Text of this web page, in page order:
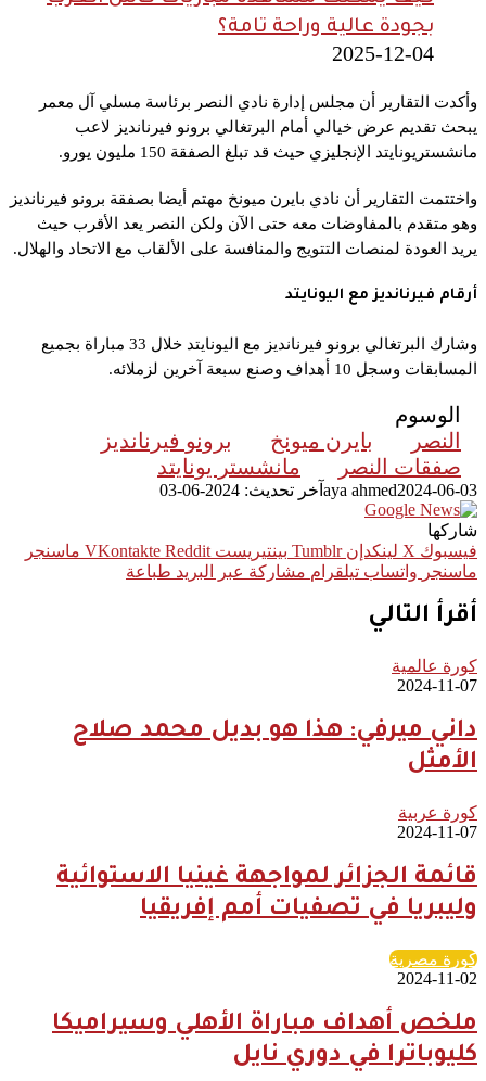
بجودة عالية وراحة تامة؟
2025-12-04
وأكدت التقارير أن مجلس إدارة نادي النصر برئاسة مسلي آل معمر
يبحث تقديم عرض خيالي أمام البرتغالي برونو فيرنانديز لاعب
مانشستريونايتد الإنجليزي حيث قد تبلغ الصفقة 150 مليون يورو.
واختتمت التقارير أن نادي بايرن ميونخ مهتم أيضا بصفقة برونو فيرنانديز
وهو متقدم بالمفاوضات معه حتى الآن ولكن النصر يعد الأقرب حيث
يريد العودة لمنصات التتويج والمنافسة على الألقاب مع الاتحاد والهلال.
أرقام فيرنانديز مع اليونايتد
وشارك
البرتغالي برونو فيرنانديز مع اليونايتد خلال 33 مباراة بجميع
المسابقات وسجل 10 أهداف وصنع سبعة آخرين لزملائه.
الوسوم
النصر
بايرن ميونخ
برونو فيرنانديز
صفقات النصر
مانشستر يونايتد
aya ahmed2024-06-03 آخر تحديث: 2024-06-03
شاركها
فيسبوك ‫X لينكدإن بينتيريست
ماسنجر
ماسنجر واتساب تيلقرام مشاركة عبر البريد طباعة
أقرأ التالي
كورة عالمية
2024-11-07
داني ميرفي: هذا هو بديل محمد صلاح
الأمثل
كورة عربية
2024-11-07
قائمة الجزائر لمواجهة غينيا الاستوائية
وليبريا في تصفيات أمم إفريقيا
كورة مصرية
2024-11-02
ملخص أهداف مباراة الأهلي وسيراميكا
كليوباترا في دوري نايل